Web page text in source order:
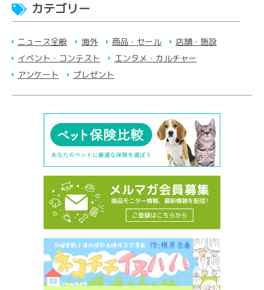
カテゴリー
ニュース全般 海外 商品・セール
店舗・施設
イベント・コンテスト
エンタメ・カルチャー
アンケート
プレゼント